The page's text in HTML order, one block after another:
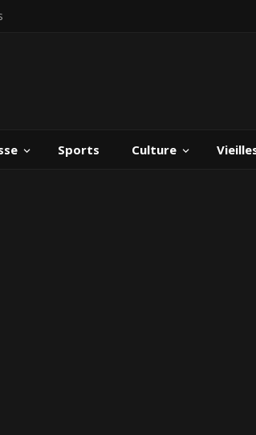
Sports Culture